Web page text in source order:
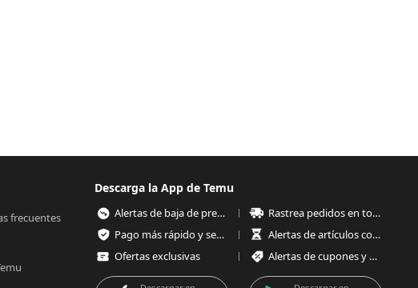
frecuentes
Descarga la App de Temu
Alertas de baja de precios
Rastrea pedidos en todo momento
Pago más rápido y seguro
Alertas de artículos con poco stock
Ofertas exclusivas
Alertas de cupones y ofertas